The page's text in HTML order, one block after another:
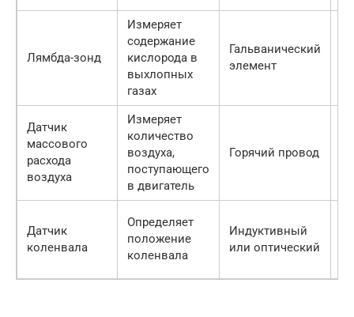
Лямбда-зонд
Измеряет
содержание
кислорода в
выхлопных
газах
Гальванический
элемент
Датчик
массового
расхода
воздуха
Измеряет
количество
воздуха,
поступающего
в двигатель
Горячий провод
Датчик
коленвала
Определяет
положение
коленвала
Индуктивный
или оптический